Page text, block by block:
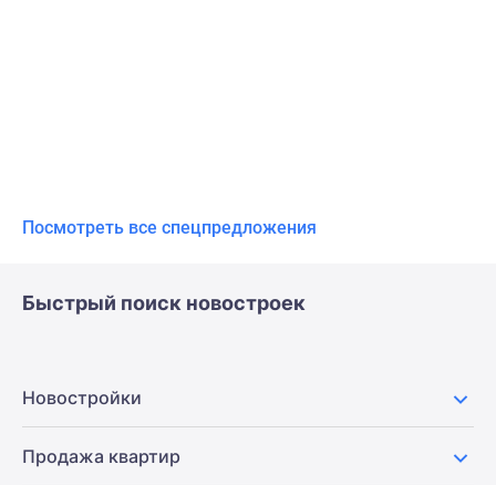
Посмотреть все спецпредложения
Быстрый поиск новостроек
Новостройки
Продажа квартир